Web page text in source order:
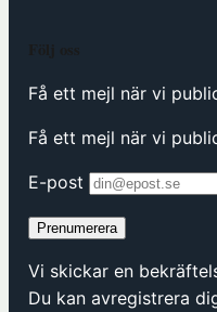
Få ett mejl när vi
Få ett mejl när vi
E-post
Prenumerera
Vi skickar en
Du kan avregistrera